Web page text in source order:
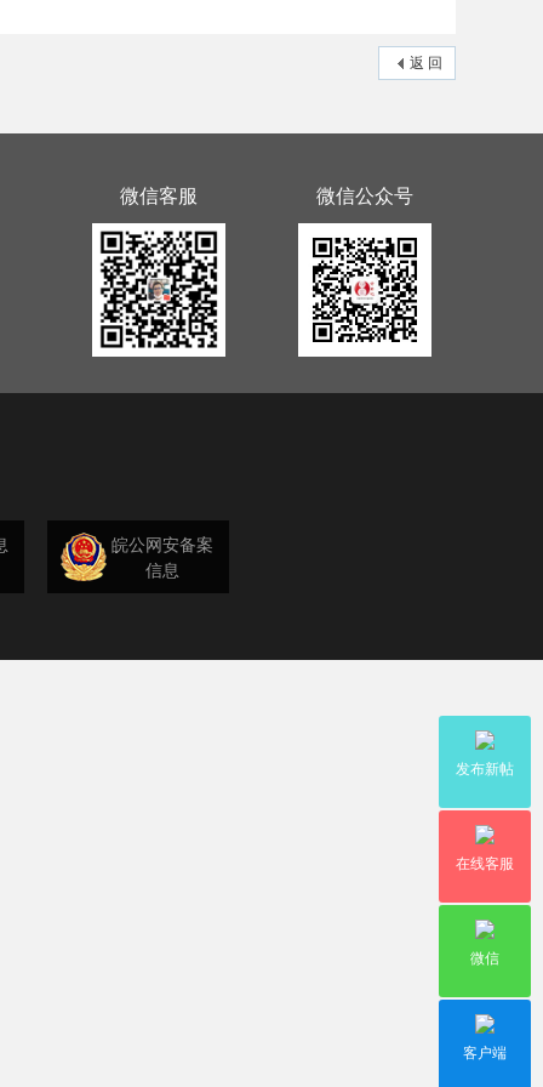
返 回
发布新帖
在线客服
微信
客户端
微信客服 微信公众号
皖公网安备案
信息